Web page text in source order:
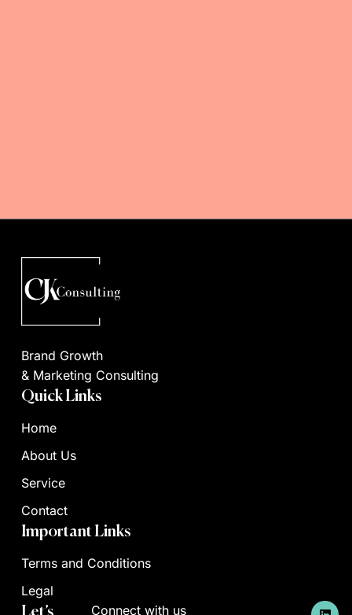
Brand Growth
& Marketing Consulting
Quick Links
Home
About Us
Service
Contact
Important Links
Terms and Conditions
Legal
Connect with us L